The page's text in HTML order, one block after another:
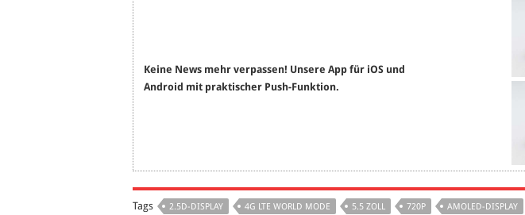
Keine News mehr verpassen! Unsere App für iOS und
Android mit praktischer Push-Funktion.
Tags 2.5D-DISPLAY 4G LTE WORLD MODE 5.5 ZOLL 720P AMOLED-DISPLAY